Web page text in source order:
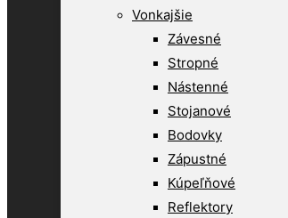
Vonkajšie
Závesné
Stropné
Nástenné
Stojanové
Bodovky
Zápustné
Kúpeľňové
Reflektory